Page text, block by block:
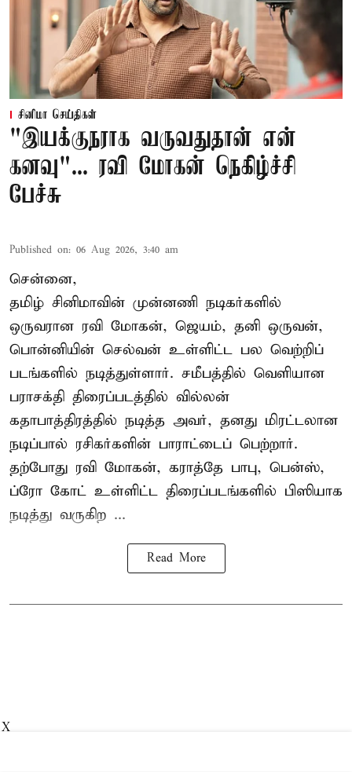
சினிமா செய்திகள்
"இயக்குநராக வருவதுதான் என்
கனவு"... ரவி மோகன் நெகிழ்ச்சி
பேச்சு
Published on: 06 Aug 2026, 3:40 am
சென்னை,
தமிழ் சினிமாவின் முன்னணி நடிகர்களில்
ஒருவரான ரவி மோகன், ஜெயம், தனி ஒருவன்,
பொன்னியின் செல்வன் உள்ளிட்ட பல வெற்றிப்
படங்களில் நடித்துள்ளார். சமீபத்தில் வெளியான
பராசக்தி திரைப்படத்தில் வில்லன்
கதாபாத்திரத்தில் நடித்த அவர், தனது மிரட்டலான
நடிப்பால் ரசிகர்களின் பாராட்டைப் பெற்றார்.
தற்போது ரவி மோகன், கராத்தே பாபு, பென்ஸ்,
ப்ரோ கோட் உள்ளிட்ட திரைப்படங்களில் பிஸியாக
நடித்து வருகிற ...
Read More
X